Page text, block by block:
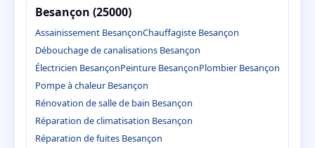
Besançon (25000)
Assainissement BesançonChauffagiste Besançon
Débouchage de canalisations Besançon
Électricien BesançonPeinture BesançonPlombier Besançon
Pompe à chaleur Besançon
Rénovation de salle de bain Besançon
Réparation de climatisation Besançon
Réparation de fuites Besançon